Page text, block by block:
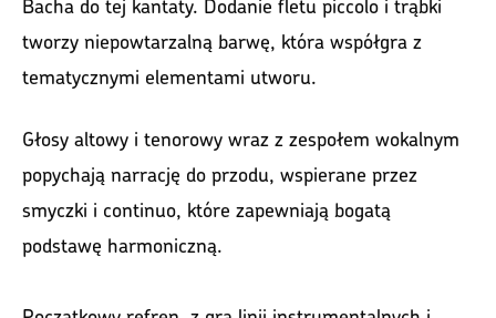
Bacha do tej kantaty. Dodanie fletu piccolo i trąbki
tworzy niepowtarzalną barwę, która współgra z
tematycznymi elementami utworu.
Głosy altowy i tenorowy wraz z zespołem wokalnym
popychają narrację do przodu, wspierane przez
smyczki i continuo, które zapewniają bogatą
podstawę harmoniczną.